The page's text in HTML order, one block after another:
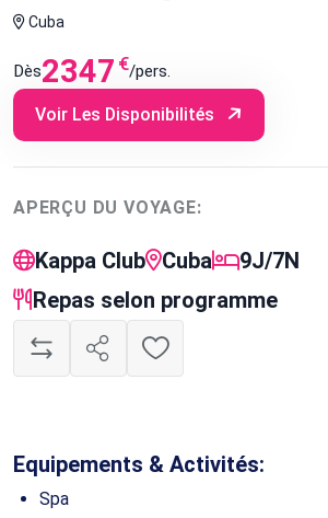
Cuba
Dès2347 €/pers.
Voir Les Disponibilités
APERÇU DU VOYAGE:
Kappa Club Cuba
9J/7N
Repas selon programme
Equipements & Activités:
Spa